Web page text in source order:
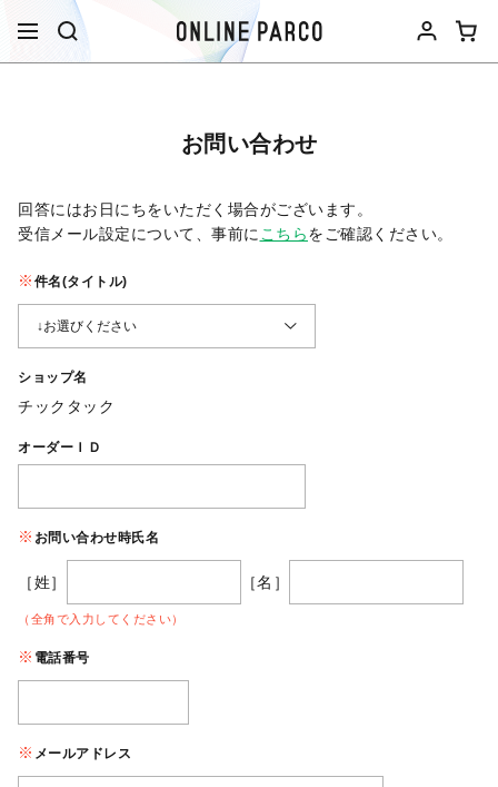
お問い合わせ
回答にはお日にちをいただく場合がございます。
受信メール設定について、事前に こちらをご確認ください。​
件名(タイトル)
ショップ名
チックタック
オーダーＩＤ
お問い合わせ時氏名
［姓］ ［名］
（全角で入力してください）
電話番号
メールアドレス